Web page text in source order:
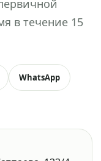
в течение 15
WhatsApp